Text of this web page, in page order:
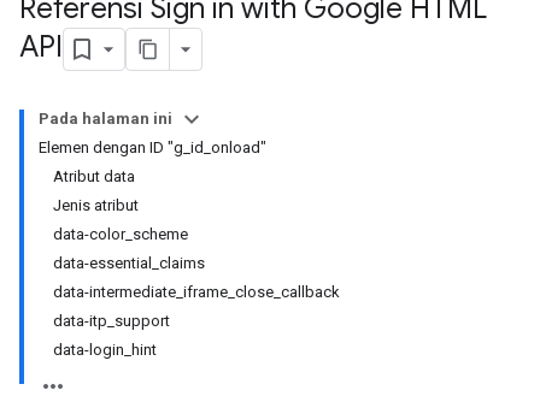
Referensi Sign in with Google HTML
API
Pada halaman ini
Elemen dengan ID "g_id_onload"
Atribut data
Jenis atribut
data-color_scheme
data-essential_claims
data-intermediate_iframe_close_callback
data-itp_support
data-login_hint